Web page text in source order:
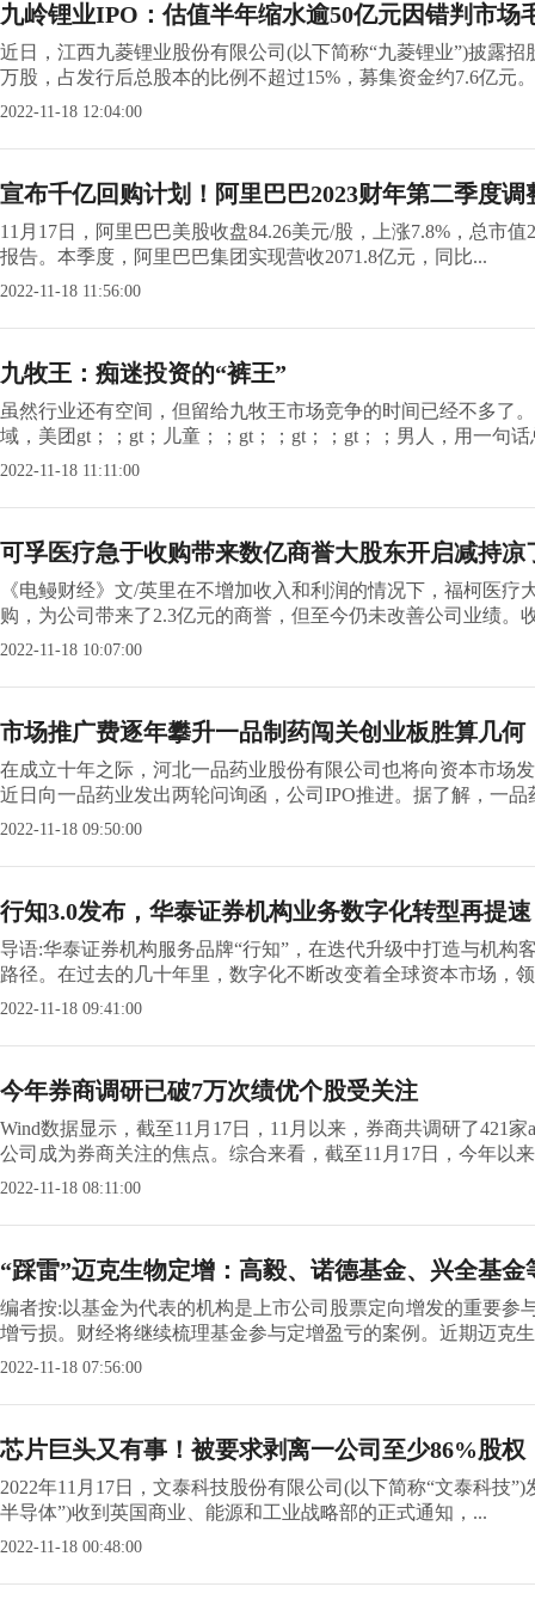
九岭锂业IPO：估值半年缩水逾50亿元因错判市场
近日，江西九菱锂业股份有限公司(以下简称“九菱锂业”)披露
万股，占发行后总股本的比例不超过15%，募集资金约7.6亿元
2022-11-18 12:04:00
宣布千亿回购计划！阿里巴巴2023财年第二季度调
11月17日，阿里巴巴美股收盘84.26美元/股，上涨7.8%，总市
报告。本季度，阿里巴巴集团实现营收2071.8亿元，同比...
2022-11-18 11:56:00
九牧王：痴迷投资的“裤王”
虽然行业还有空间，但留给九牧王市场竞争的时间已经不多了
域，美团gt；；gt；儿童；；gt；；gt；；gt；；男人，用一句话
2022-11-18 11:11:00
可孚医疗急于收购带来数亿商誉大股东开启减持凉
《电鳗财经》文/英里在不增加收入和利润的情况下，福柯医
购，为公司带来了2.3亿元的商誉，但至今仍未改善公司业绩。
2022-11-18 10:07:00
市场推广费逐年攀升一品制药闯关创业板胜算几何
在成立十年之际，河北一品药业股份有限公司也将向资本市场
近日向一品药业发出两轮问询函，公司IPO推进。据了解，一品
2022-11-18 09:50:00
行知3.0发布，华泰证券机构业务数字化转型再提速
导语:华泰证券机构服务品牌“行知”，在迭代升级中打造与机
路径。在过去的几十年里，数字化不断改变着全球资本市场，
2022-11-18 09:41:00
今年券商调研已破7万次绩优个股受关注
Wind数据显示，截至11月17日，11月以来，券商共调研了421
公司成为券商关注的焦点。综合来看，截至11月17日，今年以
2022-11-18 08:11:00
“踩雷”迈克生物定增：高毅、诺德基金、兴全基金
编者按:以基金为代表的机构是上市公司股票定向增发的重要
增亏损。财经将继续梳理基金参与定增盈亏的案例。近期迈克
2022-11-18 07:56:00
芯片巨头又有事！被要求剥离一公司至少86%股权
2022年11月17日，文泰科技股份有限公司(以下简称“文泰科技
半导体”)收到英国商业、能源和工业战略部的正式通知，...
2022-11-18 00:48:00